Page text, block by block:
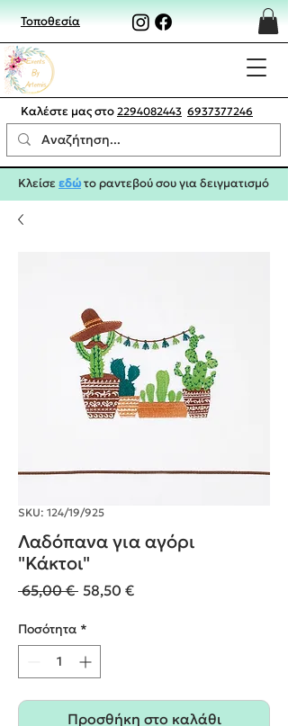
Τοποθεσία
Καλέστε μας στο 2294082443 6937377246
Κλείσεεδώτο ραντεβού σου για δειγματισμό
SKU: 124/19/925
Λαδόπανα για αγόρι
"Κάκτοι"
65,00 € Κανονική
58,50 €Τιμή
Ποσότητα *
Προσθήκη στο καλάθι